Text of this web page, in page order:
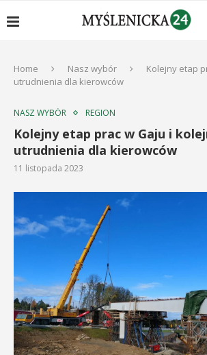
Home Nasz wybór
Kolejny etap
utrudnienia dla kierowców
NASZ WYBÓR REGION
Kolejny etap prac w Gaju i
utrudnienia dla kierowców
11 listopada 2023